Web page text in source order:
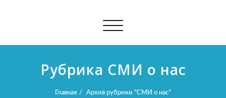
Показать/
навигацию
Рубрика СМИ о нас
Главная Архив рубрики "СМИ о нас"